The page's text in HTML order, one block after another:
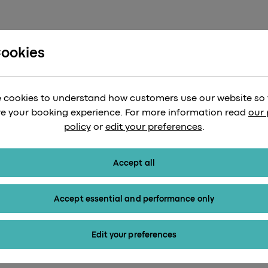
für ein
mit Heathrow
cookies to understand how customers use our website so
your booking experience. For more information read our
policyor edit your preferences.
Accept all
Accept essential and performance only
Edit your preferences